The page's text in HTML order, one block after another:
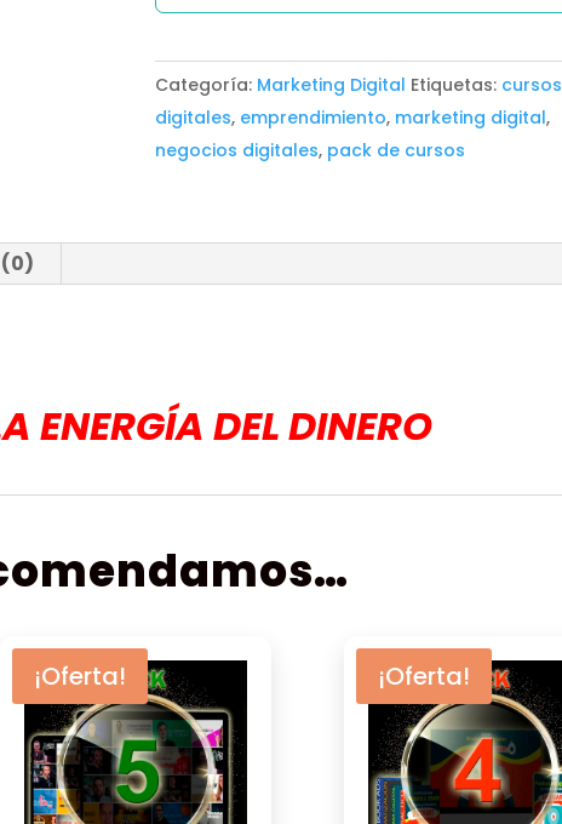
Categoría: Marketing Digital Etiquetas: cursos
digitales, emprendimiento, marketing digital,
negocios digitales, pack de cursos
ENERGÍA DEL DINERO
¡Oferta! ¡Oferta!